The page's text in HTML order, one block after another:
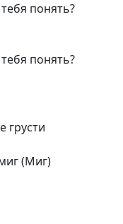
понять?
понять?
грусти
(Миг)